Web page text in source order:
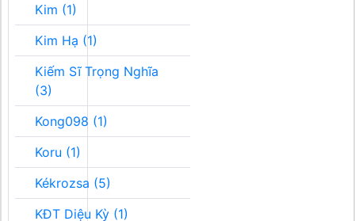
Kim (1)
Kim Hạ (1)
Kiếm Sĩ Trọng Nghĩa
(3)
Kong098 (1)
Koru (1)
Kékrozsa (5)
KĐT Diệu Kỳ (1)